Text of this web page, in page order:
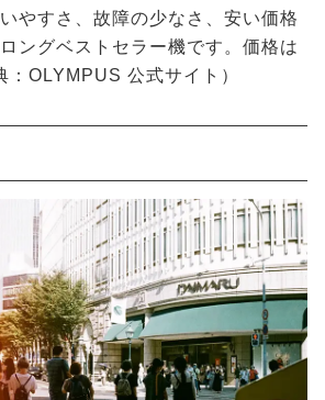
やすさ、故障の少なさ、安い価格
ングベストセラー機です。価格は
OLYMPUS 公式サイト ）